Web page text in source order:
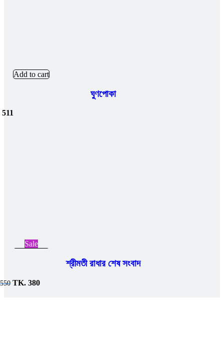
Add to cart
ঘুণপোকা
511
Sale
শ্রীমতী রাধার শেষ সংবাদ
550 Original
TK. 380Current